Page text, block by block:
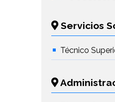
Servicios
Técnico